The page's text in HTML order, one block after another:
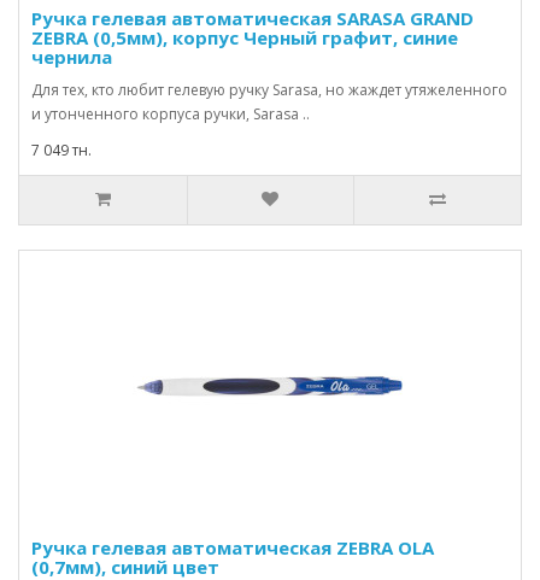
Ручка гелевая автоматическая SARASA GRAND
ZEBRA (0,5мм), корпус Черный графит, синие
чернила
Для тех, кто любит гелевую ручку Sarasa, но жаждет утяжеленного
и утонченного корпуса ручки, Sarasa ..
7 049 тн.
Ручка гелевая автоматическая ZEBRA OLA
(0,7мм), синий цвет